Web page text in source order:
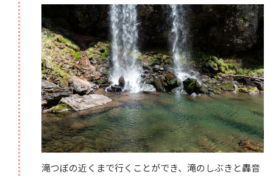
滝つぼの近くまで行くことができ、滝のしぶきと轟音